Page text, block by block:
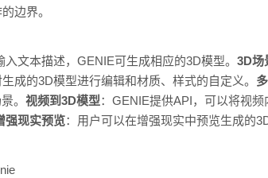
边界。
入文本描述，GENIE可生成相应的3D模型。 3D场
成的3D模型进行编辑和材质、样式的自定义。
。 视频到3D模型：GENIE提供API，可以将视频
强现实预览：用户可以在增强现实中预览生成的